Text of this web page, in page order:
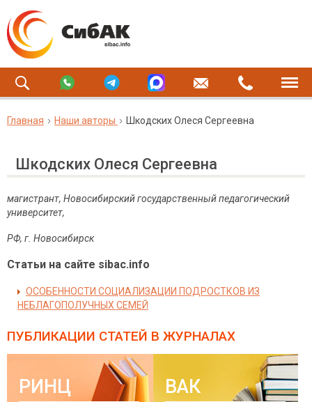
Главная Наши авторы Шкодских Олеся Сергеевна
Шкодских Олеся Сергеевна
магистрант, Новосибирский государственный педагогический
университет,
РФ, г. Новосибирск
Статьи на сайте sibac.info
ОСОБЕННОСТИ СОЦИАЛИЗАЦИИ ПОДРОСТКОВ ИЗ
НЕБЛАГОПОЛУЧНЫХ СЕМЕЙ
ПУБЛИКАЦИИ СТАТЕЙ В ЖУРНАЛАХ
РИНЦ ВАК